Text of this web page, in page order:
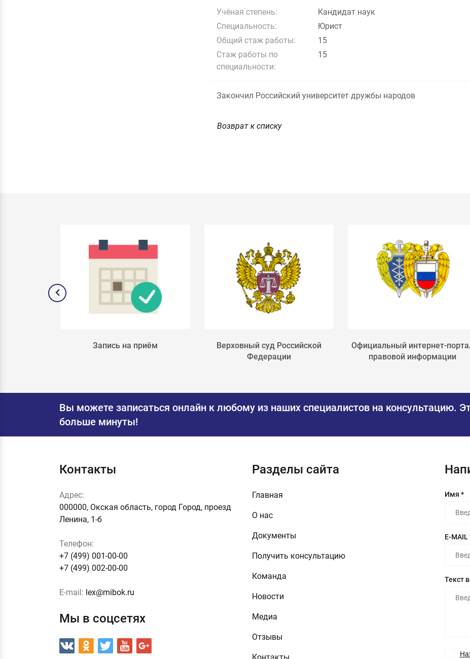
Учёная степень:
Кандидат наук
Специальность:
Юрист
Общий стаж работы:
15
Стаж работы по
специальности:
15
Закончил Российский университет дружбы народов
Возврат к списку
Запись на приём
Верховный суд Российской
Федерации
Официальный интернет-
правовой информации
Вы можете записаться онлайн к любому из наших специалистов на консультацию.
больше минуты!
Контакты
Адрес:
000000, Окская область, город Город, проезд
Ленина, 1-б
Телефон:
+7 (499) 001-00-00
+7 (499) 002-00-00
E-mail: lex@mibok.ru
Мы в соцсетях
Разделы сайта
Главная
О нас
Документы
Получить консультацию
Команда
Новости
Медиа
Отзывы
Имя *
E-MAIL
Текст